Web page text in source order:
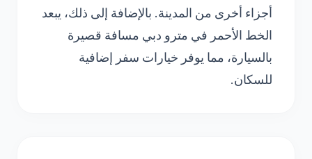
أجزاء أخرى من المدينة. بالإضافة إلى ذلك، يبعد
الخط الأحمر في مترو دبي مسافة قصيرة
بالسيارة، مما يوفر خيارات سفر إضافية
للسكان.